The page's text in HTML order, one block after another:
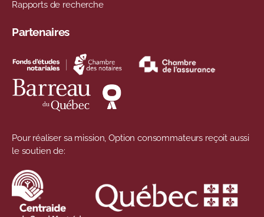
Rapports de recherche
Partenaires
Pour réaliser sa mission, Option consommateurs reçoit aussi
le soutien de: